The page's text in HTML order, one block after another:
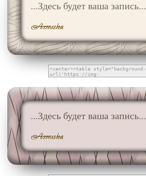
...Здесь будет ваша запись...
...Здесь будет ваша запись...